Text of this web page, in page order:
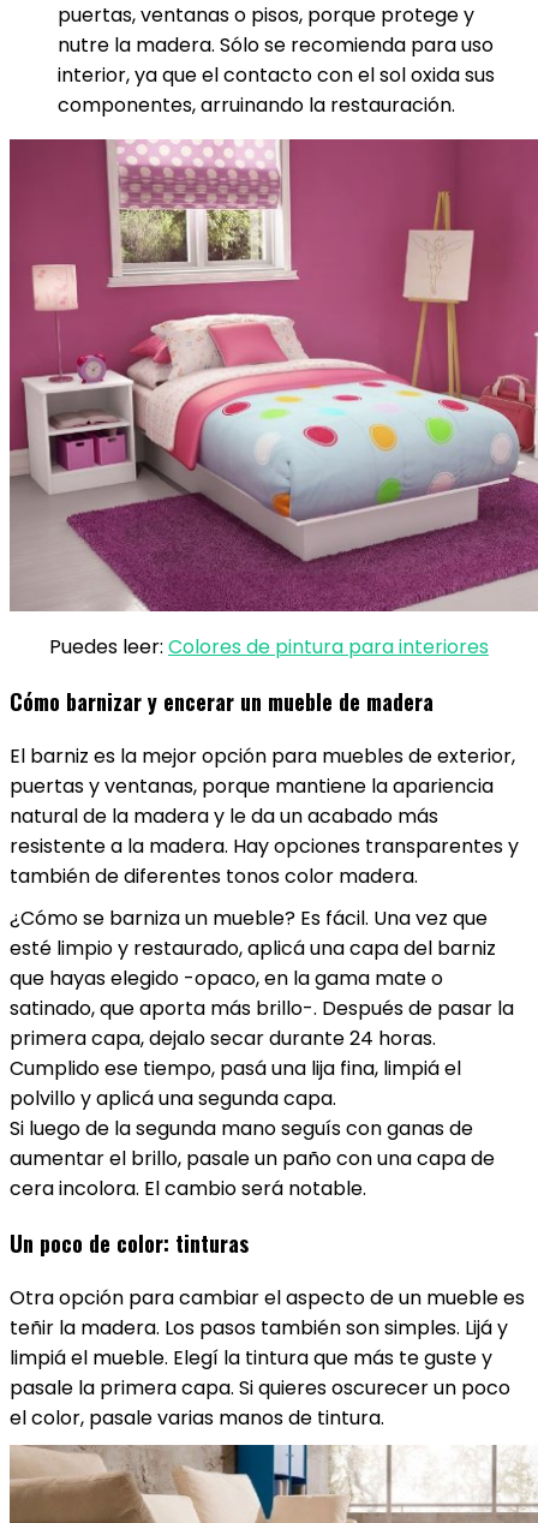
puertas, ventanas o pisos, porque protege y
nutre la madera. Sólo se recomienda para uso
interior, ya que el contacto con el sol oxida sus
componentes, arruinando la restauración.
Puedes leer: Colores de pintura para interiores
Cómo barnizar y encerar un mueble de madera
El barniz es la mejor opción para muebles de exterior,
puertas y ventanas, porque mantiene la apariencia
natural de la madera y le da un acabado más
resistente a la madera. Hay opciones transparentes y
también de diferentes tonos color madera.
¿Cómo se barniza un mueble? Es fácil. Una vez que
esté limpio y restaurado, aplicá una capa del barniz
que hayas elegido -opaco, en la gama mate o
satinado, que aporta más brillo-. Después de pasar la
primera capa, dejalo secar durante 24 horas.
Cumplido ese tiempo, pasá una lija fina, limpiá el
polvillo y aplicá una segunda capa.
Si luego de la segunda mano seguís con ganas de
aumentar el brillo, pasale un paño con una capa de
cera incolora. El cambio será notable.
Un poco de color: tinturas
Otra opción para cambiar el aspecto de un mueble es
teñir la madera. Los pasos también son simples. Lijá y
limpiá el mueble. Elegí la tintura que más te guste y
pasale la primera capa. Si quieres oscurecer un poco
el color, pasale varias manos de tintura.